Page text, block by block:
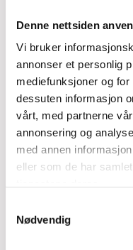
Denne nettsiden
Vi bruker
annonser et personlig
mediefunksjoner og
dessuten informasjon
vårt, med partnerne
annonsering og
med annen
eller som de har
Nødvendig
KRRAFT Pizzeria ble
av restauranten i
selskaper og flere
kunne bidra på reisen.
KRAFT Pizzeria skal
Hallingdalsregionen
italienske kjøkken.
Vi skal hjelpe KRAFT
Xledgers
KRAFTGUTTA lager